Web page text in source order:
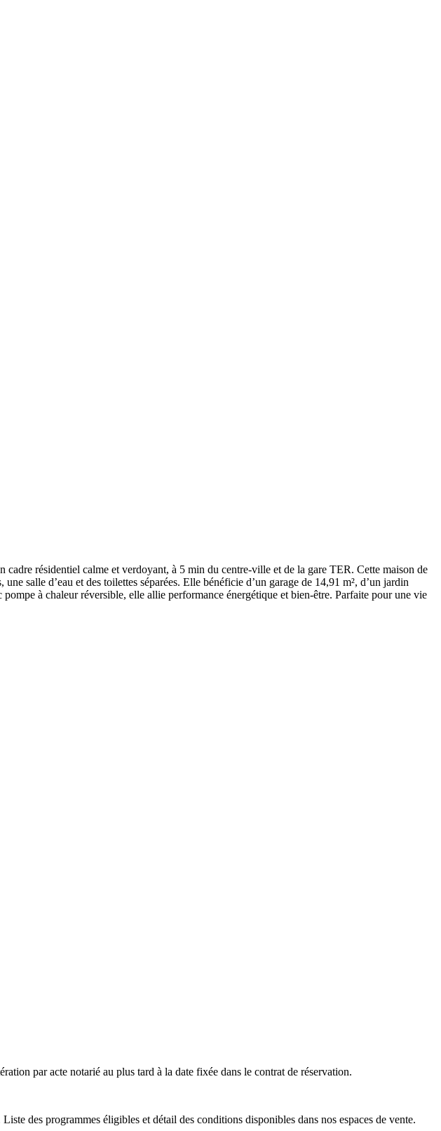
résidentiel calme et verdoyant, à 5 min du centre-ville et de la gare TER. Cette maison de
salle d’eau et des toilettes séparées. Elle bénéficie d’un garage de 14,91 m², d’un jardin
à chaleur réversible, elle allie performance énergétique et bien-être. Parfaite pour une vie
par acte notarié au plus tard à la date fixée dans le contrat de réservation.
des programmes éligibles et détail des conditions disponibles dans nos espaces de vente.